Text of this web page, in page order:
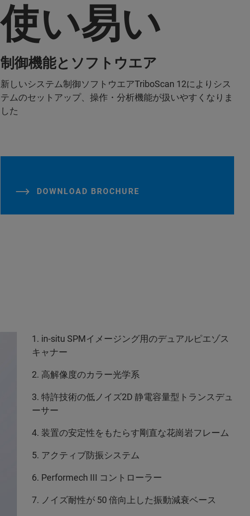
使い易い
制御機能とソフトウエア
新しいシステム制御ソフトウエアTriboScan 12によりシス
テムのセットアップ、操作・分析機能が扱いやすくなりま
した
DOWNLOAD BROCHURE
1. in-situ SPMイメージング用のデュアルピエゾス
キャナー
2. 高解像度のカラー光学系
3. 特許技術の低ノイズ2D 静電容量型トランスデュ
ーサー
4. 装置の安定性をもたらす剛直な花崗岩フレーム
5. アクティブ防振システム
6. Performech III コントローラー
7. ノイズ耐性が 50 倍向上した振動減衰ベース